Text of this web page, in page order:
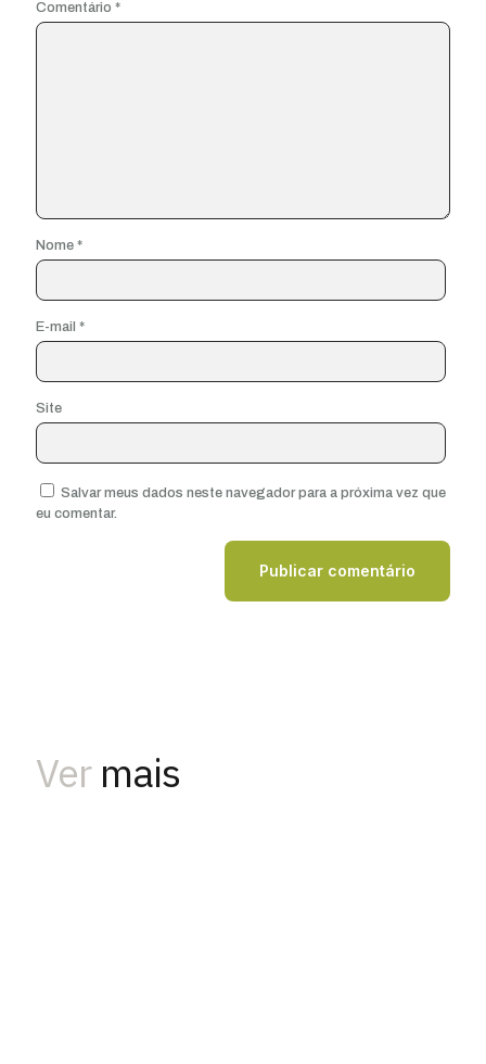
Comentário *
Nome *
E-mail *
Site
Salvar meus dados neste navegador para a próxima vez que
eu comentar.
Ver mais